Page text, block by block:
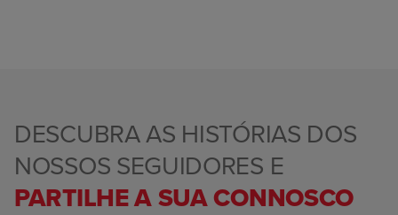
DESCUBRA AS HISTÓRIAS DOS
NOSSOS SEGUIDORES E
PARTILHE A SUA CONNOSCO